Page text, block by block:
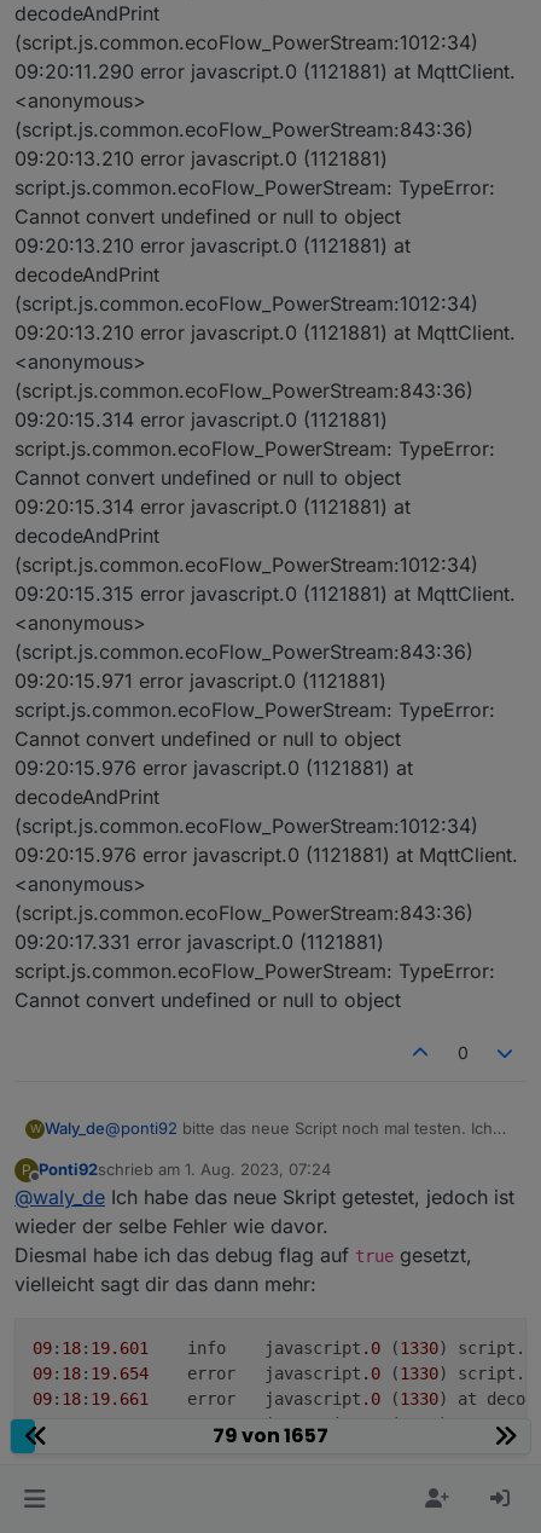
decodeAndPrint
(script.js.common.ecoFlow_PowerStream:1012:34)
09:20:11.290 error javascript.0 (1121881) at MqttClient.
<anonymous>
(script.js.common.ecoFlow_PowerStream:843:36)
09:20:13.210 error javascript.0 (1121881)
script.js.common.ecoFlow_PowerStream: TypeError:
Cannot convert undefined or null to object
09:20:13.210 error javascript.0 (1121881) at
decodeAndPrint
(script.js.common.ecoFlow_PowerStream:1012:34)
09:20:13.210 error javascript.0 (1121881) at MqttClient.
<anonymous>
(script.js.common.ecoFlow_PowerStream:843:36)
09:20:15.314 error javascript.0 (1121881)
script.js.common.ecoFlow_PowerStream: TypeError:
Cannot convert undefined or null to object
09:20:15.314 error javascript.0 (1121881) at
decodeAndPrint
(script.js.common.ecoFlow_PowerStream:1012:34)
09:20:15.315 error javascript.0 (1121881) at MqttClient.
<anonymous>
(script.js.common.ecoFlow_PowerStream:843:36)
09:20:15.971 error javascript.0 (1121881)
script.js.common.ecoFlow_PowerStream: TypeError:
Cannot convert undefined or null to object
09:20:15.976 error javascript.0 (1121881) at
decodeAndPrint
(script.js.common.ecoFlow_PowerStream:1012:34)
09:20:15.976 error javascript.0 (1121881) at MqttClient.
<anonymous>
(script.js.common.ecoFlow_PowerStream:843:36)
09:20:17.331 error javascript.0 (1121881)
script.js.common.ecoFlow_PowerStream: TypeError:
Cannot convert undefined or null to object
0
W Waly_de@ponti92 bitte das neue Script noch mal testen. Ich
Wenn da Einträge mit:
Ungültiger hexString: XXX
kommen, bitte schicken.
P
Offline
Ponti92schrieb am 1. Aug. 2023, 07:24
zuletzt editiert von
@waly_de Ich habe das neue Skript getestet, jedoch ist
wieder der selbe Fehler wie davor.
Diesmal habe ich das debug flag auf true gesetzt,
vielleicht sagt dir das dann mehr:
09: 18: 19.601
	info	javascript
.0 (1330) script.
09: 18: 19.654
	error	javascript
.0 (1330) script.
09: 18: 19.661
	error	javascript
.0 (1330) at
09
	error	javascript
( ) at
D.h. immer beim Empfang von Daten bekomme ich
79 von 1657